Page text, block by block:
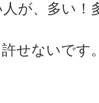
が、多い！
せないです